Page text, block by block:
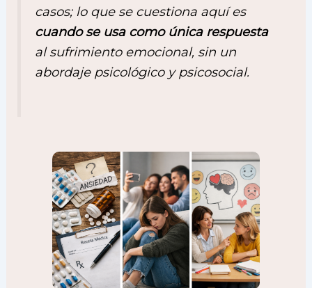
casos; lo que se cuestiona aquí es
cuando se usa como única respuesta
al sufrimiento emocional, sin un
abordaje psicológico y psicosocial.